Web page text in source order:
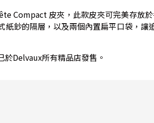
Compact 皮夾，此款皮夾可完美存放
鈔的隔層，以及兩個內置扁平口袋，讓
Delvaux所有精品店發售。